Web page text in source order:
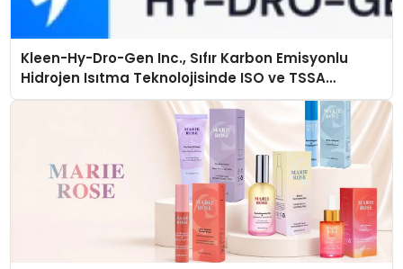
Kleen-Hy-Dro-Gen Inc., Sıfır Karbon Emisyonlu
Hidrojen Isıtma Teknolojisinde ISO ve TSSA
Düzenleyici Onaylarını Aldı